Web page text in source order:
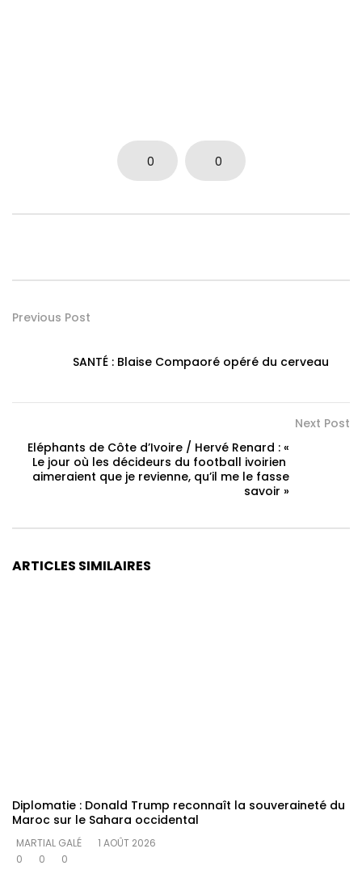
0 0
Previous Post
SANTÉ : Blaise Compaoré opéré du cerveau
Next Post
Eléphants de Côte d’Ivoire / Hervé Renard : «
Le jour où les décideurs du football ivoirien
aimeraient que je revienne, qu’il me le fasse
savoir »
ARTICLES SIMILAIRES
Diplomatie : Donald Trump reconnaît la souveraineté du
Maroc sur le Sahara occidental
MARTIAL GALÉ
1 AOÛT 2026
0
0 0